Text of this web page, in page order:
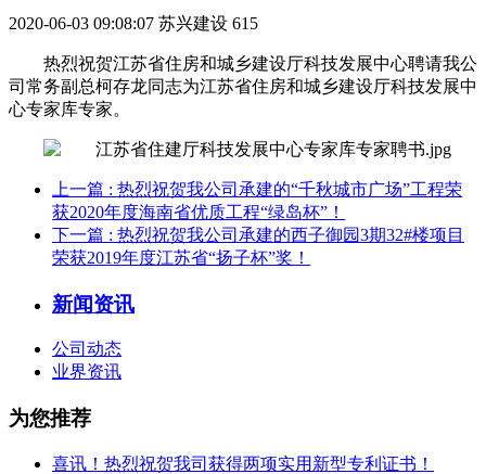
2020-06-03 09:08:07 苏兴建设 615
热烈祝贺江苏省住房和城乡建设厅科技发展中心聘请我公
司常务副总柯存龙同志为江苏省住房和城乡建设厅科技发展中
心专家库专家。
上一篇 : 热烈祝贺我公司承建的“千秋城市广场”工程荣
获2020年度海南省优质工程“绿岛杯”！
下一篇 : 热烈祝贺我公司承建的西子御园3期32#楼项目
荣获2019年度江苏省“扬子杯”奖！
新闻资讯
公司动态
业界资讯
为您推荐
喜讯！热烈祝贺我司获得两项实用新型专利证书！